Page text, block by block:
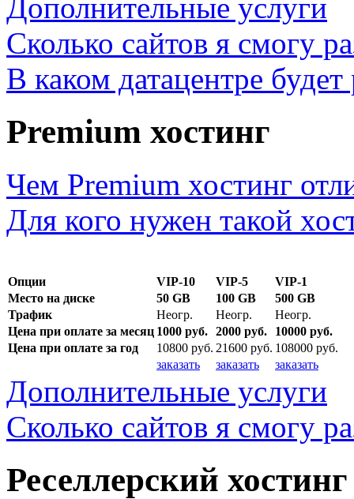
Дополнительные услуги
Сколько сайтов я смогу
В каком датацентре будет
Premium хостинг
Чем Premium хостинг
Для кого нужен такой
Опции VIP-10 VIP-5
VIP-1
Место на диске
50 GB 100 GB
500 GB
Трафик
Неогр. Неогр.
Неогр.
Цена при оплате за месяц 1000 руб. 2000 руб.
10000 руб.
Цена при оплате за год
10800 руб. 21600 руб. 108000 руб.
заказать
заказать заказать
Дополнительные услуги
Сколько сайтов я смогу
Реселлерский хостинг